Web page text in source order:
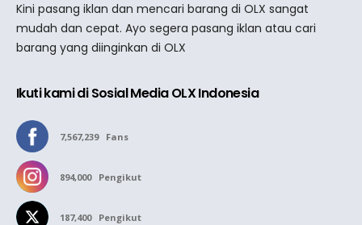
Kini pasang iklan dan mencari barang di OLX sangat
mudah dan cepat. Ayo segera pasang iklan atau cari
barang yang diinginkan di OLX
Ikuti kami di Sosial Media OLX Indonesia
7,567,239 Fans
894,000 Pengikut
187,400 Pengikut